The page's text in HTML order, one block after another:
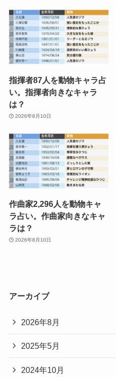
指揮者87人を動物キャラ占
い。指揮者向きなキャラ
は？
2026年8月10日
作曲家2,296人を動物キャ
ラ占い。作曲家向きなキャ
ラは？
2026年8月10日
アーカイブ
2026年8月
2025年5月
2024年10月